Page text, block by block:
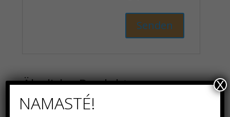
Ähnliche Produkte
NAMASTÉ!
X